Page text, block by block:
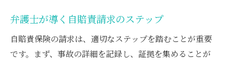
弁護士が導く自賠責請求のステップ
自賠責保険の請求は、適切なステップを踏むことが重要
です。まず、事故の詳細を記録し、証拠を集めることが